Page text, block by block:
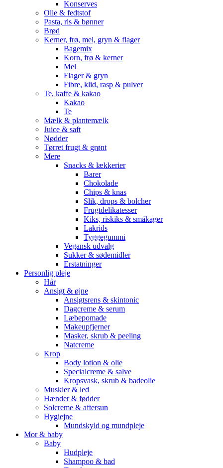
Konserves
Olie & fedtstof
Pasta, ris & bønner
Brød
Kerner, frø, mel, gryn & flager
Bagemix
Korn, frø & kerner
Mel
Flager & gryn
Fibre, klid, rasp & pulver
Te, kaffe & kakao
Kakao
Te
Mælk & plantemælk
Juice & saft
Nødder
Tørret frugt & grønt
Mere
Snacks & lækkerier
Barer
Chokolade
Chips & knas
Slik, drops & bolcher
Frugtdelikatesser
Kiks, riskiks & småkager
Lakrids
Tyggegummi
Vegansk udvalg
Sukker & sødemidler
Erstatninger
Personlig pleje
Hår
Ansigt & øjne
Ansigtsrens & skintonic
Dagcreme & serum
Læbepomade
Makeupfjerner
Masker, skrub & peeling
Natcreme
Krop
Body lotion & olie
Specialcreme & salve
Kropsvask, skrub & badeolie
Muskler & led
Hænder & fødder
Solcreme & aftersun
Hygiejne
Mundskyld og mundpleje
Mor & baby
Baby
Hudpleje
Shampoo & bad